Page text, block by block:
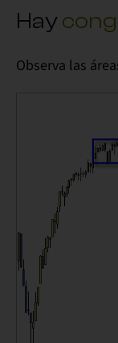
Hay
Observa las